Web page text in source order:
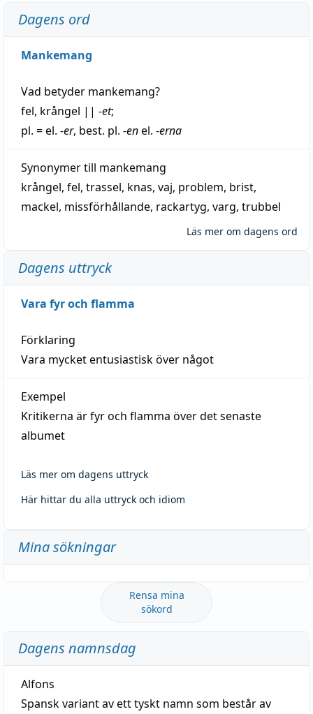
Dagens ord
Mankemang
Vad betyder mankemang?
fel, krångel || -et;
pl. = el. -er, best. pl. -enel. -erna
Synonymer till mankemang
krångel, fel, trassel, knas, vaj, problem, brist,
mackel, missförhållande, rackartyg, varg, trubbel
Läs mer om dagens ord
Dagens uttryck
Vara fyr och flamma
Förklaring
Vara mycket entusiastisk över något
Exempel
Kritikerna är fyr och flamma över det senaste
albumet
Läs mer om dagens uttryck
Här hittar du alla uttryck och idiom
Mina sökningar
Rensa mina
sökord
Dagens namnsdag
Alfons
Spansk variant av ett tyskt namn som består av